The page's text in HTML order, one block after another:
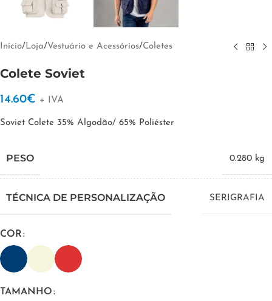
Início/Loja/Vestuário e Acessórios/Coletes
Colete Soviet
14.60€ + IVA
Soviet Colete 35% Algodão/ 65% Poliéster
PESO 0.280 kg
TÉCNICA DE PERSONALIZAÇÃO SERIGRAFIA
COR
TAMANHO